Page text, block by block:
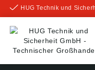
springen
HUG Technik und